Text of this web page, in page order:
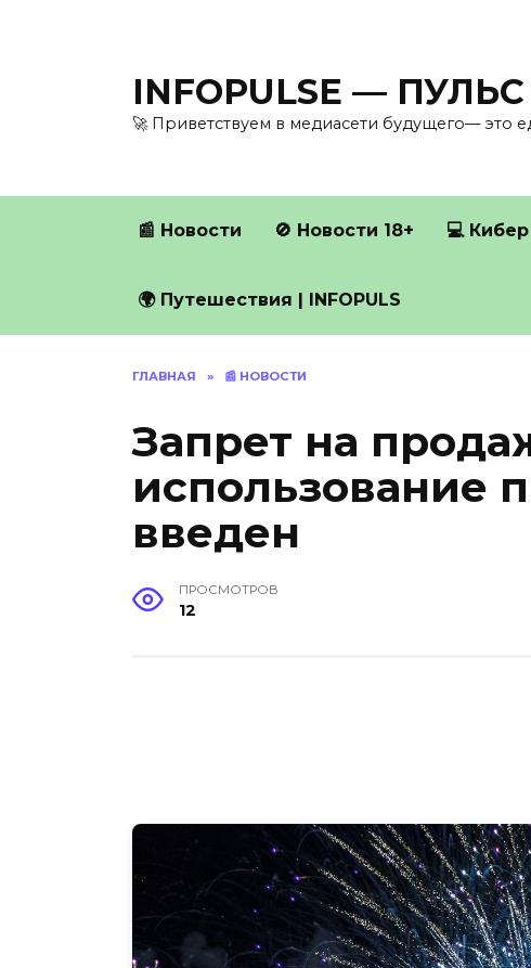
INFOPULSE —
🚀 Приветствуем в медиасети будущего— это
📰 Новости 🚫 Новости 18+ 💻 Кибер
🌍 Путешествия | INFOPULS
ГЛАВНАЯ » 📰 НОВОСТИ
Запрет на
использование
введен
ПРОСМОТРОВ
12